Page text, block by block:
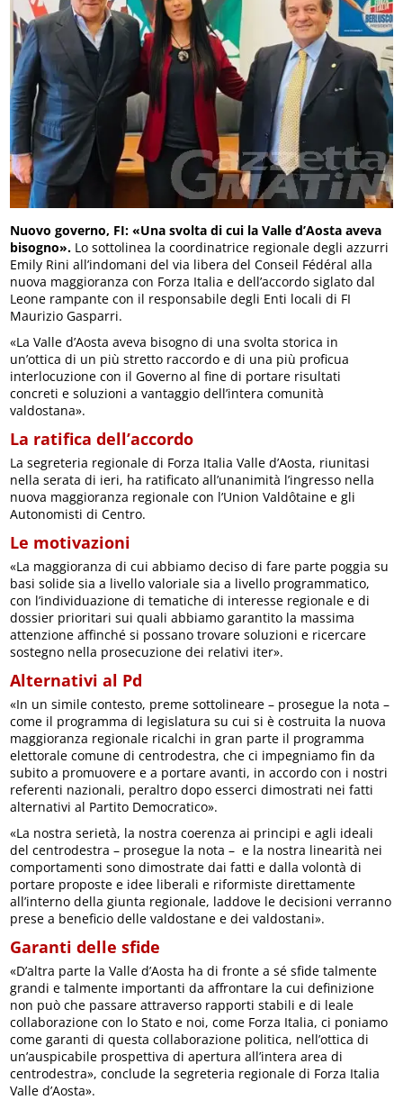
Nuovo governo, FI: «Una svolta di cui la Valle d’Aosta aveva
bisogno». Lo sottolinea la coordinatrice regionale degli azzurri
Emily Rini all’indomani del via libera del Conseil Fédéral alla
nuova maggioranza con Forza Italia e dell’accordo siglato dal
Leone rampante con il responsabile degli Enti locali di FI
Maurizio Gasparri.
«La Valle d’Aosta aveva bisogno di una svolta storica in
un’ottica di un più stretto raccordo e di una più proficua
interlocuzione con il Governo al fine di portare risultati
concreti e soluzioni a vantaggio dell’intera comunità
valdostana».
La ratifica dell’accordo
La segreteria regionale di Forza Italia Valle d’Aosta, riunitasi
nella serata di ieri, ha ratificato all’unanimità l’ingresso nella
nuova maggioranza regionale con l’Union Valdôtaine e gli
Autonomisti di Centro.
Le motivazioni
«La maggioranza di cui abbiamo deciso di fare parte poggia su
basi solide sia a livello valoriale sia a livello programmatico,
con l’individuazione di tematiche di interesse regionale e di
dossier prioritari sui quali abbiamo garantito la massima
attenzione affinché si possano trovare soluzioni e ricercare
sostegno nella prosecuzione dei relativi iter».
Alternativi al Pd
«In un simile contesto, preme sottolineare – prosegue la nota –
come il programma di legislatura su cui si è costruita la nuova
maggioranza regionale ricalchi in gran parte il programma
elettorale comune di centrodestra, che ci impegniamo fin da
subito a promuovere e a portare avanti, in accordo con i nostri
referenti nazionali, peraltro dopo esserci dimostrati nei fatti
alternativi al Partito Democratico».
«La nostra serietà, la nostra coerenza ai principi e agli ideali
del centrodestra – prosegue la nota – e la nostra linearità nei
comportamenti sono dimostrate dai fatti e dalla volontà di
portare proposte e idee liberali e riformiste direttamente
all’interno della giunta regionale, laddove le decisioni verranno
prese a beneficio delle valdostane e dei valdostani».
Garanti delle sfide
«D’altra parte la Valle d’Aosta ha di fronte a sé sfide talmente
grandi e talmente importanti da affrontare la cui definizione
non può che passare attraverso rapporti stabili e di leale
collaborazione con lo Stato e noi, come Forza Italia, ci poniamo
come garanti di questa collaborazione politica, nell’ottica di
un’auspicabile prospettiva di apertura all’intera area di
centrodestra», conclude la segreteria regionale di Forza Italia
Valle d’Aosta».